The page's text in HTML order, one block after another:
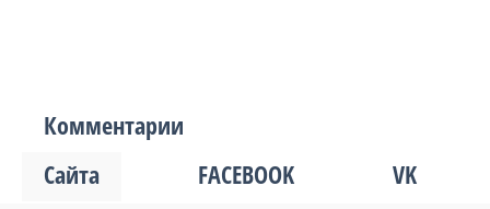
Комментарии
Сайта
FACEBOOK VK